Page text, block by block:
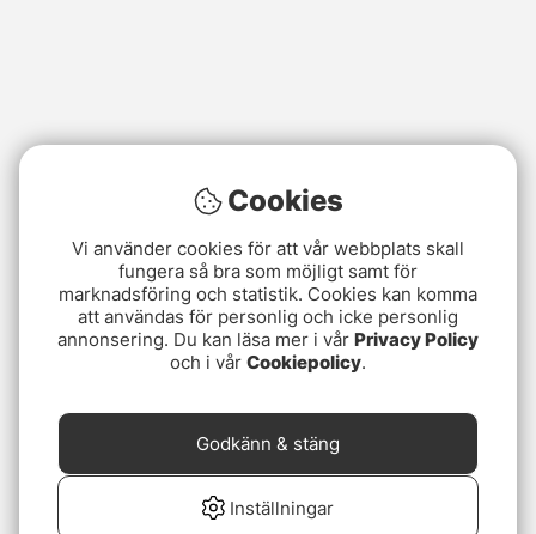
Cookies
Vi använder cookies för att vår webbplats skall
fungera så bra som möjligt samt för
marknadsföring och statistik. Cookies kan komma
att användas för personlig och icke personlig
annonsering. Du kan läsa mer i vår Privacy Policy
och i vår Cookiepolicy.
Inställningar
Godkänn & stäng